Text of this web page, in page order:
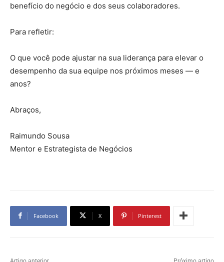
benefício do negócio e dos seus colaboradores.
Para refletir:
O que você pode ajustar na sua liderança para elevar o
desempenho da sua equipe nos próximos meses — e
anos?
Abraços,
Raimundo Sousa
Mentor e Estrategista de Negócios
Facebook X Pinterest